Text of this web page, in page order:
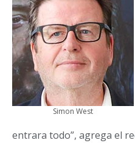
Simon West
entrara todo”, agrega el